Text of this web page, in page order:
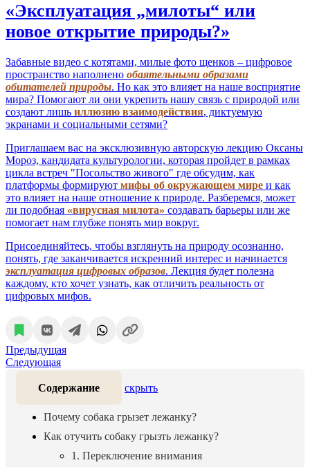
«Эксплуатация „милоты“ или
новое открытие природы?»
Забавные видео с котятами, милые фото щенков – цифровое
пространство наполнено обаятельными образами
обитателей природы. Но как это влияет на наше восприятие
мира? Помогают ли они укрепить нашу связь с природой или
создают лишь иллюзию взаимодействия, диктуемую
экранами и социальными сетями?
Приглашаем вас на эксклюзивную авторскую лекцию Оксаны
Мороз, кандидата культурологии, которая пройдет в рамках
цикла встреч "Посольство живого" где обсудим, как
платформы формируют мифы об окружающем мире и как
это влияет на наше отношение к природе. Разберемся, может
ли подобная «вирусная милота» создавать барьеры или же
помогает нам глубже понять мир вокруг.
Присоединяйтесь, чтобы взглянуть на природу осознанно,
понять, где заканчивается искренний интерес и начинается
эксплуатация цифровых образов. Лекция будет полезна
каждому, кто хочет узнать, как отличить реальность от
цифровых мифов.
Предыдущая
Следующая
Содержание скрыть
Почему собака грызет лежанку?
Как отучить собаку грызть лежанку?
1. Переключение внимания